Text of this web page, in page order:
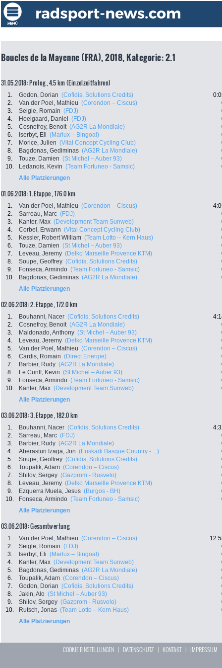
Boucles de la Mayenne (FRA), 2018, Kategorie: 2.1
31.05.2018: Prolog , 4.5 km (Einzelzeitfahren)
1. Godon, Dorian (Cofidis, Solutions Credits)
2.
Van der Poel, Mathieu (Corendon – Ciscus)
3.
Seigle, Romain (FDJ)
4.
Hoelgaard, Daniel (FDJ)
5.
Cosnefroy, Benoit (AG2R La Mondiale)
6.
Iserbyt, Eli (Marlux – Bingoal)
7.
Morice, Julien (Vital Concept Cycling Club)
8.
Bagdonas, Gediminas (AG2R La Mondiale)
9.
Touze, Damien (St Michel – Auber 93)
10.
Ledanois, Kevin (Team Fortuneo - Samsic)
Alle Platzierungen
01.06.2018: 1. Etappe , 176.0 km
1. Van der Poel, Mathieu (Corendon – Ciscus)
2.
Sarreau, Marc (FDJ)
3.
Kanter, Max (Development Team Sunweb)
4.
Corbel, Erwann (Vital Concept Cycling Club)
5.
Kessler, Robert William (Team Lotto – Kern Haus)
6.
Touze, Damien (St Michel – Auber 93)
7.
Leveau, Jeremy (Delko Marseille Provence KTM)
8.
Soupe, Geoffrey (Cofidis, Solutions Credits)
9.
Fonseca, Armindo (Team Fortuneo - Samsic)
10.
Bagdonas, Gediminas (AG2R La Mondiale)
Alle Platzierungen
02.06.2018: 2. Etappe , 172.0 km
1. Bouhanni, Nacer (Cofidis, Solutions Credits)
2.
Cosnefroy, Benoit (AG2R La Mondiale)
3.
Maldonado, Anthony (St Michel – Auber 93)
4.
Leveau, Jeremy (Delko Marseille Provence KTM)
5.
Van der Poel, Mathieu (Corendon – Ciscus)
6.
Cardis, Romain (Direct Energie)
7.
Barbier, Rudy (AG2R La Mondiale)
8.
Le Cunff, Kevin (St Michel – Auber 93)
9.
Fonseca, Armindo (Team Fortuneo - Samsic)
10.
Kanter, Max (Development Team Sunweb)
Alle Platzierungen
03.06.2018: 3. Etappe , 182.0 km
1. Bouhanni, Nacer (Cofidis, Solutions Credits)
2.
Sarreau, Marc (FDJ)
3.
Barbier, Rudy (AG2R La Mondiale)
4.
Aberasturi Izaga, Jon (Euskadi Basque Country - ...)
5.
Soupe, Geoffrey (Cofidis, Solutions Credits)
6.
Toupalik, Adam (Corendon – Ciscus)
7.
Shilov, Sergey (Gazprom - Rusvelo)
8.
Leveau, Jeremy (Delko Marseille Provence KTM)
9.
Ezquerra Muela, Jesus (Burgos - BH)
10.
Fonseca, Armindo (Team Fortuneo - Samsic)
Alle Platzierungen
03.06.2018: Gesamtwertung
1. Van der Poel, Mathieu (Corendon – Ciscus)
2.
Seigle, Romain (FDJ)
3.
Iserbyt, Eli (Marlux – Bingoal)
4.
Kanter, Max (Development Team Sunweb)
5.
Bagdonas, Gediminas (AG2R La Mondiale)
6.
Toupalik, Adam (Corendon – Ciscus)
7.
Godon, Dorian (Cofidis, Solutions Credits)
8.
Jakin, Alo (St Michel – Auber 93)
9.
Shilov, Sergey (Gazprom - Rusvelo)
10.
Rutsch, Jonas (Team Lotto – Kern Haus)
Alle Platzierungen
COOKIE EINSTELLUNGEN | DATENSCHUTZ | KONTAKT| IMPRESSUM